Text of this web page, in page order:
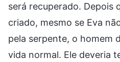
será recuperado. Depois
criado, mesmo se Eva
pela serpente, o homem
vida normal. Ele deveria